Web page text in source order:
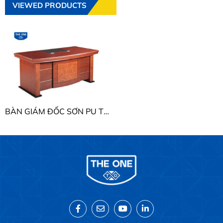
VIEWED PRODUCTS
BÀN GIÁM ĐỐC SƠN PU THE ONE DT1890H35 - DT2010H35